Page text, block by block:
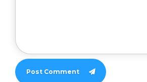
Post Comment